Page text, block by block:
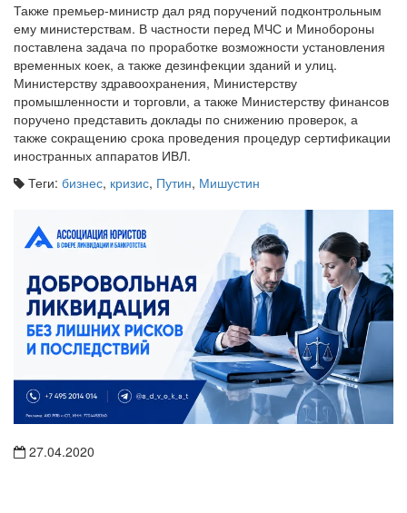
Также премьер-министр дал ряд поручений подконтрольным
ему министерствам. В частности перед МЧС и Минобороны
поставлена задача по проработке возможности установления
временных коек, а также дезинфекции зданий и улиц.
Министерству здравоохранения, Министерству
промышленности и торговли, а также Министерству финансов
поручено представить доклады по снижению проверок, а
также сокращению срока проведения процедур сертификации
иностранных аппаратов ИВЛ.
Теги: бизнес, кризис, Путин, Мишустин
27.04.2020